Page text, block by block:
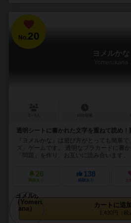
No.20
ヨメルかな
Yomerukana
透明シートに書かれた文字を重ねて読め！
『ヨメルかな』は遊び方がとっても簡単
ズ」ゲームです。 透明なプラカードに書
「問題」を作り、お互いに読み合います。
26
興味あり
138
経験あり
カートに追
1,430円（税